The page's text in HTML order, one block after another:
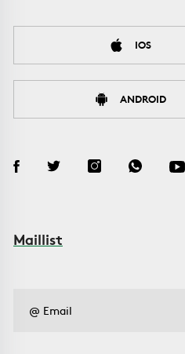
IOS
ANDROID
Maillist